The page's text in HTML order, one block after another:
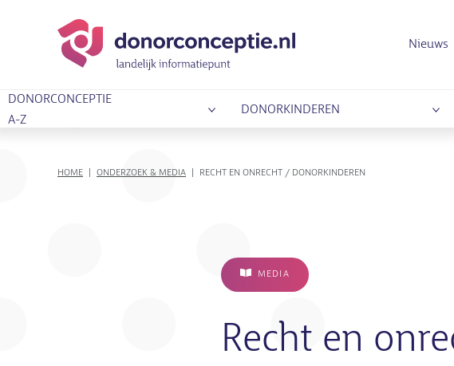
Nieuws
DONORCONCEPTIE
A-Z
DONORKINDEREN
KRUIMELPAD
HOME ONDERZOEK & MEDIA RECHT EN ONRECHT / DONORKINDEREN
MEDIA
Recht en